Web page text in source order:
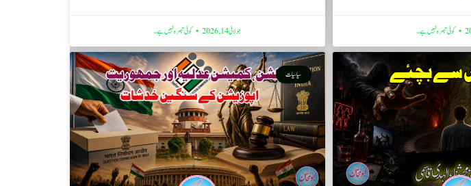
کوئی تبصرہ نہیں ہے۔ جولائی 14, 2026 کوئی تبصرہ نہیں ہے۔
سیاسیات